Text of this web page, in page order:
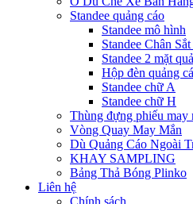
Standee quảng cáo
Standee mô hình
Standee Chân
Standee 2 mặt
Hộp đèn quảng
Standee chữ A
Standee chữ H
Thùng đựng phiếu may
Vòng Quay May Mắn
Dù Quảng Cáo Ngoài
KHAY SAMPLING
Bảng Thả Bóng Plinko
Liên hệ
Chính sách